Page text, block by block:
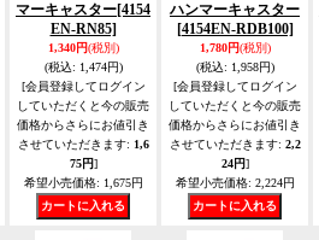
マーキャスター[4154
EN-RN85]
1,340円(税別)
(税込: 1,474円)
[会員登録してログイン
していただくと今の販売
価格からさらにお値引き
させていただきます: 1,6
75円]
希望小売価格: 1,675円
ハンマーキャスター
[4154EN-RDB100]
1,780円(税別)
(税込: 1,958円)
[会員登録してログイン
していただくと今の販売
価格からさらにお値引き
させていただきます: 2,2
24円]
希望小売価格: 2,224円